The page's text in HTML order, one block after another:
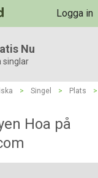
Logga in
Nu
singlar
> Singel > Plats
>
Hoa på